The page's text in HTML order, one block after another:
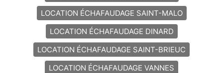
LOCATION ÉCHAFAUDAGE SAINT-MALO
LOCATION ÉCHAFAUDAGE DINARD
LOCATION ÉCHAFAUDAGE SAINT-BRIEUC
LOCATION ÉCHAFAUDAGE VANNES